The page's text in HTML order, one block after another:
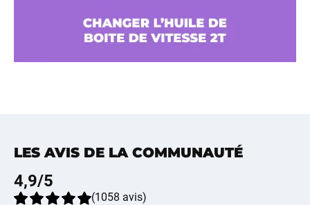
LES AVIS DE LA COMMUNAUTÉ
4,9/5
(1058 avis)